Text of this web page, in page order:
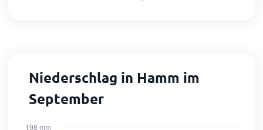
Niederschlag in Hamm im
September